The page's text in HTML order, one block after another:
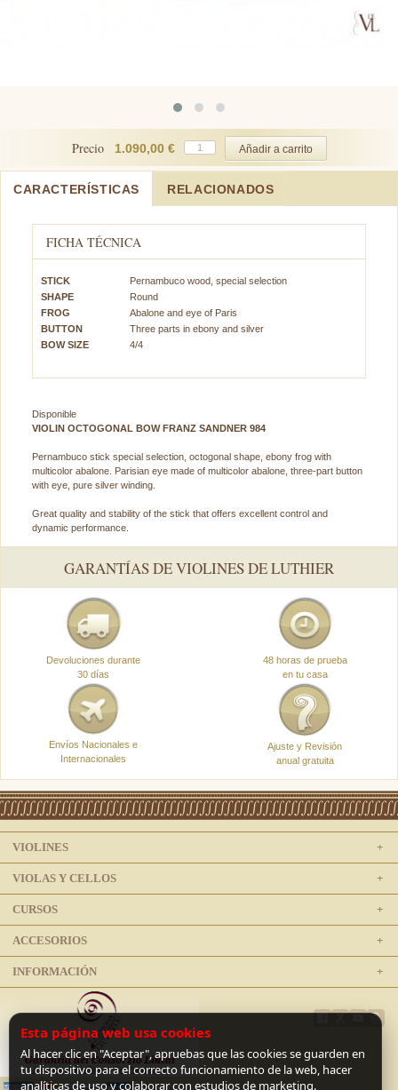
Precio 1.090,00 €
CARACTERÍSTICAS RELACIONADOS
FICHA TÉCNICA
STICK
Pernambuco wood, special selection
SHAPE
Round
FROG
Abalone and eye of Paris
BUTTON
Three parts in ebony and silver
BOW SIZE
4/4
Disponible
VIOLIN OCTOGONAL BOW FRANZ SANDNER 984
Pernambuco stick special selection, octogonal shape, ebony frog with
multicolor abalone. Parisian eye made of multicolor abalone, three-part button
with eye, pure silver winding.
Great quality and stability of the stick that offers excellent control and
dynamic performance.
GARANTÍAS DE VIOLINES DE LUTHIER
Devoluciones durante
30 días
48 horas de prueba
en tu casa
Envíos Nacionales e
Internacionales
Ajuste y Revisión
anual gratuita
VIOLINES
VIOLAS Y CELLOS
CURSOS
ACCESORIOS
INFORMACIÓN
Esta página web usa cookies
Al hacer clic en "Aceptar", apruebas que las cookies se guarden en
tu dispositivo para el correcto funcionamiento de la web, hacer
analíticas de uso y colaborar con estudios de marketing.